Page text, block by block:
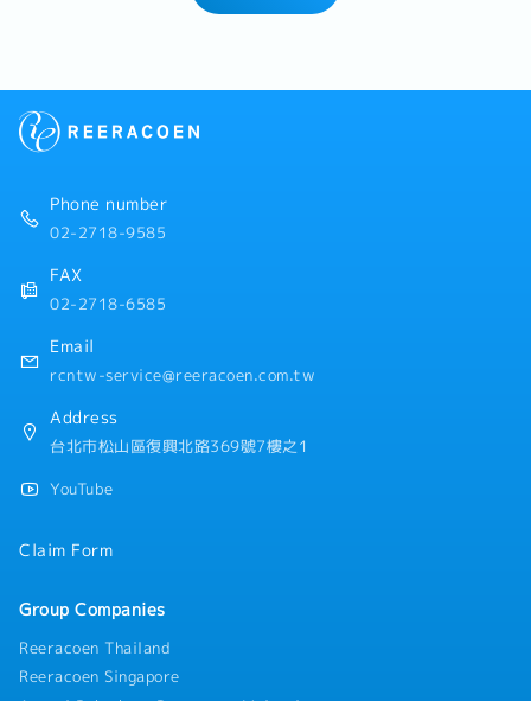
Phone number
02-2718-9585
FAX
02-2718-6585
Email
rcntw-service@reeracoen.com.tw
Address
台北市松山區復興北路369號7樓之1
YouTube
Claim Form
Group Companies
Reeracoen Thailand
Reeracoen Singapore